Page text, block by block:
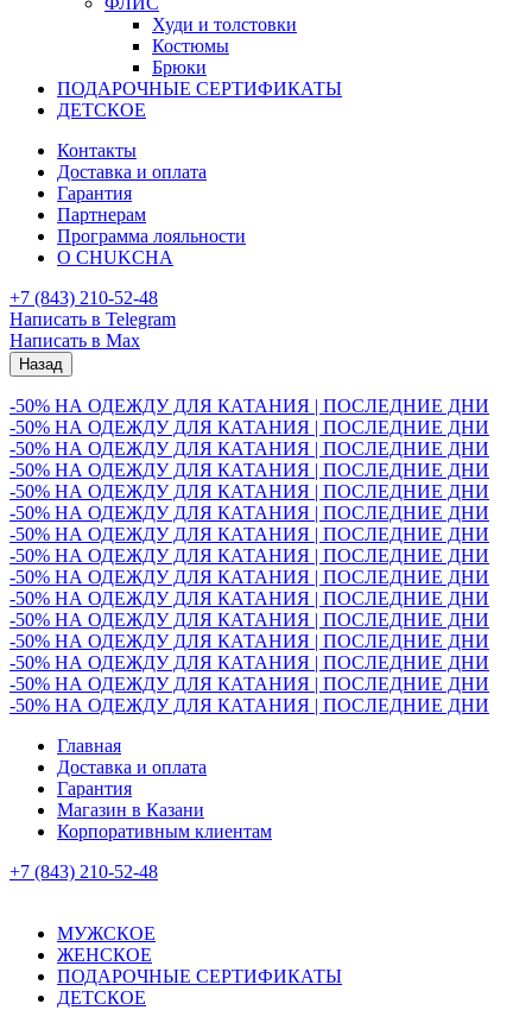
Худи и толстовки
Костюмы
Брюки
ПОДАРОЧНЫЕ СЕРТИФИКАТЫ
ДЕТСКОЕ
Контакты
Доставка и оплата
Гарантия
Партнерам
Программа лояльности
О CHUKCHA
+7 (843) 210-52-48
Написать в Telegram
Написать в Max
Назад
-50% НА ОДЕЖДУ ДЛЯ КАТАНИЯ | ПОСЛЕДНИЕ ДНИ
-50% НА ОДЕЖДУ ДЛЯ КАТАНИЯ | ПОСЛЕДНИЕ ДНИ
-50% НА ОДЕЖДУ ДЛЯ КАТАНИЯ | ПОСЛЕДНИЕ ДНИ
-50% НА ОДЕЖДУ ДЛЯ КАТАНИЯ | ПОСЛЕДНИЕ ДНИ
-50% НА ОДЕЖДУ ДЛЯ КАТАНИЯ | ПОСЛЕДНИЕ ДНИ
-50% НА ОДЕЖДУ ДЛЯ КАТАНИЯ | ПОСЛЕДНИЕ ДНИ
-50% НА ОДЕЖДУ ДЛЯ КАТАНИЯ | ПОСЛЕДНИЕ ДНИ
-50% НА ОДЕЖДУ ДЛЯ КАТАНИЯ | ПОСЛЕДНИЕ ДНИ
-50% НА ОДЕЖДУ ДЛЯ КАТАНИЯ | ПОСЛЕДНИЕ ДНИ
-50% НА ОДЕЖДУ ДЛЯ КАТАНИЯ | ПОСЛЕДНИЕ ДНИ
-50% НА ОДЕЖДУ ДЛЯ КАТАНИЯ | ПОСЛЕДНИЕ ДНИ
-50% НА ОДЕЖДУ ДЛЯ КАТАНИЯ | ПОСЛЕДНИЕ ДНИ
-50% НА ОДЕЖДУ ДЛЯ КАТАНИЯ | ПОСЛЕДНИЕ ДНИ
-50% НА ОДЕЖДУ ДЛЯ КАТАНИЯ | ПОСЛЕДНИЕ ДНИ
-50% НА ОДЕЖДУ ДЛЯ КАТАНИЯ | ПОСЛЕДНИЕ ДНИ
Главная
Доставка и оплата
Гарантия
Магазин в Казани
Корпоративным клиентам
+7 (843) 210-52-48
МУЖСКОЕ
ЖЕНСКОЕ
ПОДАРОЧНЫЕ СЕРТИФИКАТЫ
ДЕТСКОЕ